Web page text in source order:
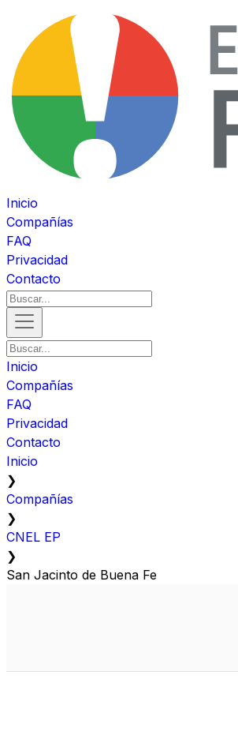
Inicio
Compañías
FAQ
Privacidad
Contacto
Inicio
Compañías
FAQ
Privacidad
Contacto
Inicio
❯
Compañías
❯
CNEL EP
❯
San Jacinto de Buena Fe